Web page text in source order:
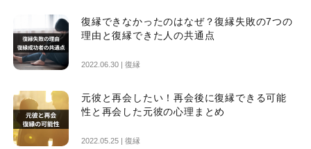
復縁できなかったのはなぜ？復縁失敗の7つの
理由と復縁できた人の共通点
2022.06.30 | 復縁
元彼と再会したい！再会後に復縁できる可能
性と再会した元彼の心理まとめ
2022.05.25 | 復縁